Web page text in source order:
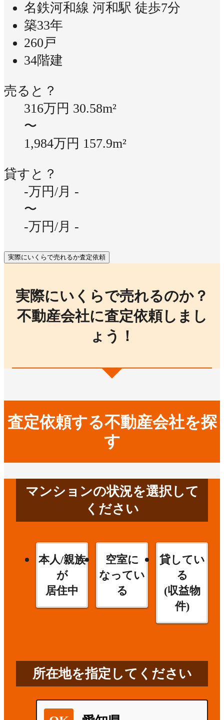
名鉄河和線 河和駅 徒歩7分
築33年
260戸
34階建
売ると？
316万円 30.58m²
〜
1,984万円 157.9m²
貸すと？
-万円/月 -
〜
-万円/月 -
実際にいくらで売れるか査定依頼
実際にいくらで売れるのか？
不動産会社に査定依頼しまし
ょう！
査定依頼する不動産会社を探
す
マンションの状況を選択して
ください
本人/親族
が
居住中
空室に
なってい
る
貸してい
る
(収益物
件)
所在地を指定してください